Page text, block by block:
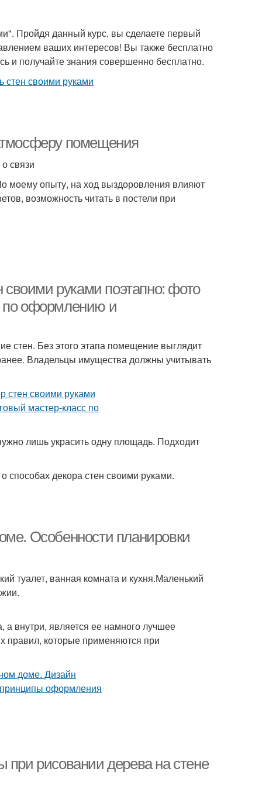
Пройдя данный курс, вы сделаете первый
ваших интересов! Вы также бесплатно
и получайте знания совершенно бесплатно.
помещения
связи
моему опыту, на ход выздоровления влияют
возможность читать в постели при
своими руками поэтапно: фото
по оформлению и
стен. Без этого этапа помещение выглядит
Владельцы имущества должны учитывать
лишь украсить одну площадь. Подходит
способах декора стен своими руками.
Особенности планировки
туалет, ванная комната и кухня.Маленький
внутри, является ее намного лучшее
правил, которые применяются при
рисовании дерева на стене